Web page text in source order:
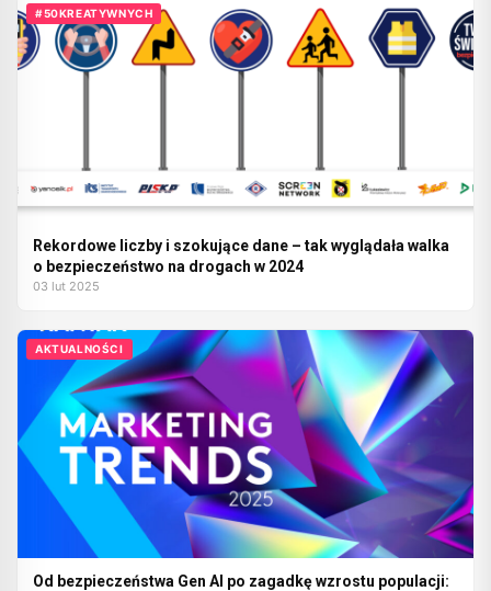
#50KREATYWNYCH
Rekordowe liczby i szokujące dane – tak wyglądała walka
o bezpieczeństwo na drogach w 2024
03 lut 2025
AKTUALNOŚCI
Od bezpieczeństwa Gen AI po zagadkę wzrostu populacji: